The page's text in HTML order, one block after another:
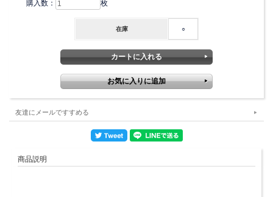
購入数： 枚
在庫 ○
友達にメールですすめる
商品説明